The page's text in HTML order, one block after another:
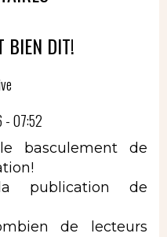
BIEN DIT!
- 07:52
basculement de
publication de
de lecteurs